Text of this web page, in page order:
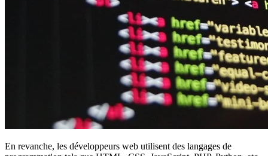
En revanche, les développeurs web utilisent des langages de